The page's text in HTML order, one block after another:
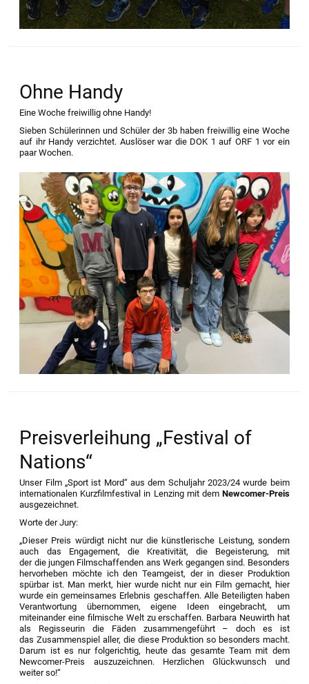
Ohne Handy
Eine Woche freiwillig ohne Handy!
Sieben Schülerinnen und Schüler der 3b haben freiwillig eine Woche
auf ihr Handy verzichtet. Auslöser war die DOK 1 auf ORF 1 vor ein
paar Wochen.
Preisverleihung „Festival of
Nations“
Unser Film „Sport ist Mord“ aus dem Schuljahr 2023/24 wurde beim
internationalen Kurzfilmfestival in Lenzing mit dem Newcomer-Preis
ausgezeichnet.
Worte der Jury:
„Dieser Preis würdigt nicht nur die künstlerische Leistung, sondern
auch das Engagement, die Kreativität, die Begeisterung, mit
der die jungen Filmschaffenden ans Werk gegangen sind. Besonders
hervorheben möchte ich den Teamgeist, der in dieser Produktion
spürbar ist. Man merkt, hier wurde nicht nur ein Film gemacht, hier
wurde ein gemeinsames Erlebnis geschaffen. Alle Beteiligten haben
Verantwortung übernommen, eigene Ideen eingebracht, um
miteinander eine filmische Welt zu erschaffen. Barbara Neuwirth hat
als Regisseurin die Fäden zusammengeführt – doch es ist
das Zusammenspiel aller, die diese Produktion so besonders macht.
Darum ist es nur folgerichtig, heute das gesamte Team mit dem
Newcomer-Preis auszuzeichnen. Herzlichen Glückwunsch und
weiter so!“